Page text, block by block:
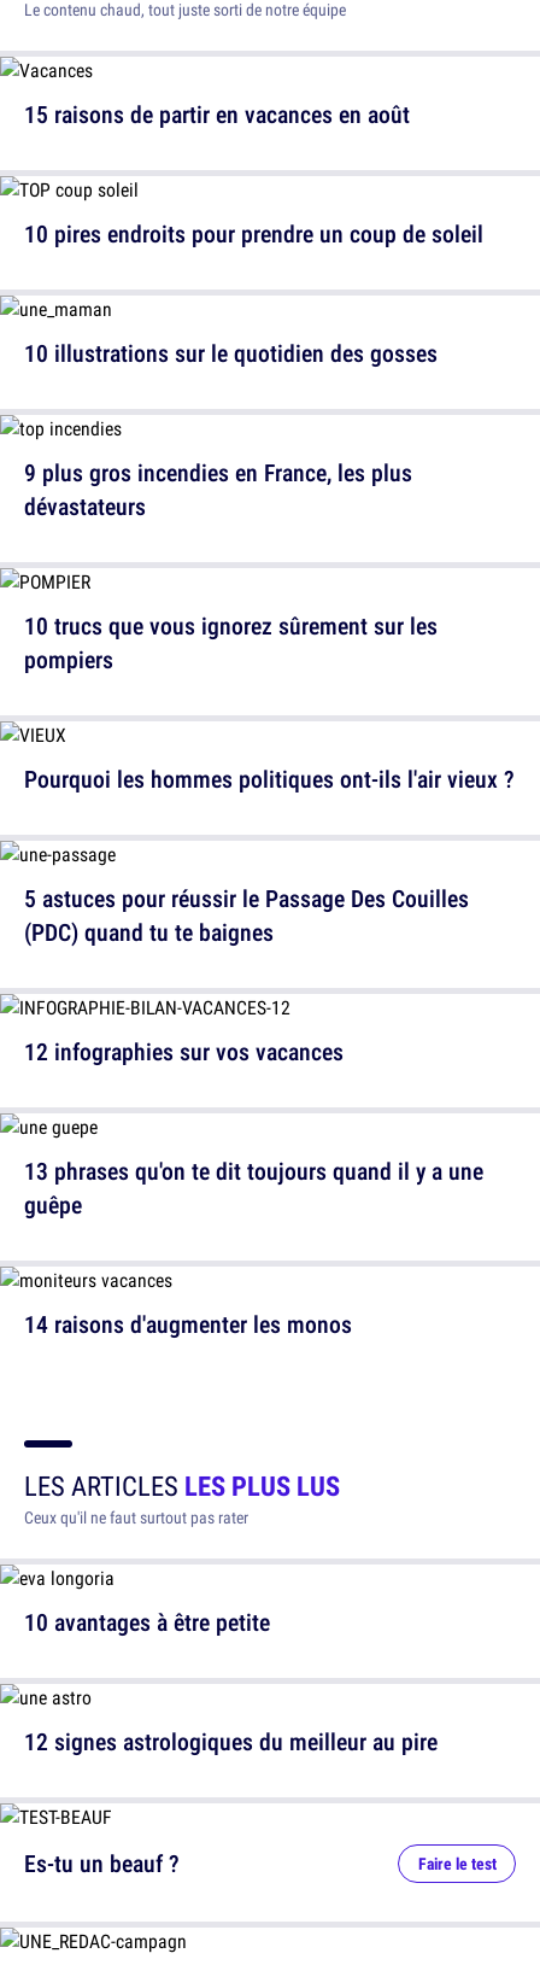
Le contenu chaud, tout juste sorti de notre équipe
15 raisons de partir en vacances en août
10 illustrations sur le quotidien des gosses
10 trucs que vous ignorez sûrement sur les
pompiers
5 astuces pour réussir le Passage Des Couilles
(PDC) quand tu te baignes
13 phrases qu'on te dit toujours quand il y a une
guêpe
10 pires endroits pour prendre un coup de soleil
9 plus gros incendies en France, les plus
dévastateurs
Pourquoi les hommes politiques ont-ils l'air vieux ?
12 infographies sur vos vacances
14 raisons d'augmenter les monos
LES ARTICLES LES PLUS LUS
Ceux qu'il ne faut surtout pas rater
10 avantages à être petite
12 signes astrologiques du meilleur au pire
Es-tu un beauf ? Faire le test